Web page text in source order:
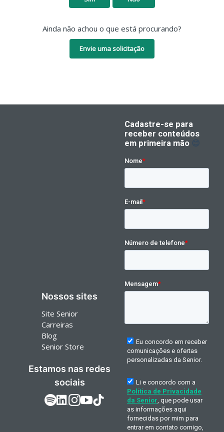
Ainda não achou o que está procurando?
Envie uma solicitação
Nossos sites
Site Senior
Carreiras
Blog
Senior Store
Estamos nas redes
sociais